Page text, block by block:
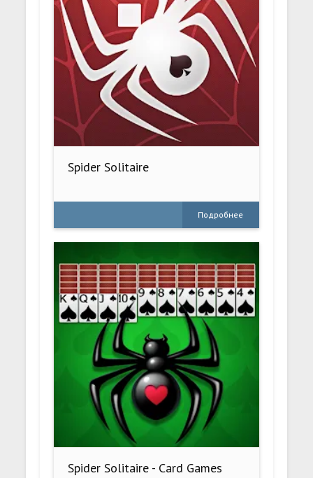
Spider Solitaire
Подробнее
Spider Solitaire - Card Games